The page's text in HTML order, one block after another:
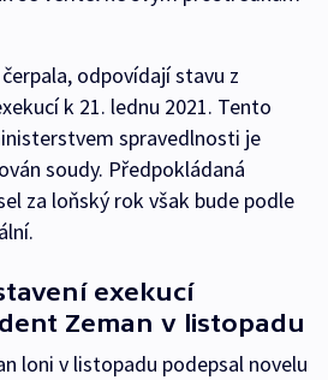
odpovídají stavu z
k 21. lednu 2021. Tento
spravedlnosti je
soudy. Předpokládaná
za loňský rok však bude podle
exekucí
Zeman v listopadu
loni v listopadu podepsal novelu